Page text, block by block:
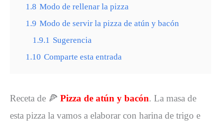
1.8 Modo de rellenar la pizza
1.9 Modo de servir la pizza de atún y bacón
1.9.1 Sugerencia
1.10 Comparte esta entrada
Receta de 🍕 Pizza de atún y bacón. La masa de
esta pizza la vamos a elaborar con harina de trigo e